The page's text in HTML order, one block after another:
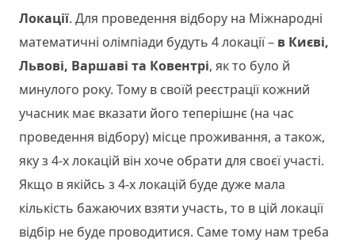
Локації. Для проведення відбору на Міжнародні
математичні олімпіади будуть 4 локації – в Києві,
Львові, Варшаві та Ковентрі, як то було й
минулого року. Тому в своїй реєстрації кожний
учасник має вказати його теперішнє (на час
проведення відбору) місце проживання, а також,
яку з 4-х локацій він хоче обрати для своєї участі.
Якщо в якійсь з 4-х локацій буде дуже мала
кількість бажаючих взяти участь, то в цій локації
відбір не буде проводитися. Саме тому нам треба